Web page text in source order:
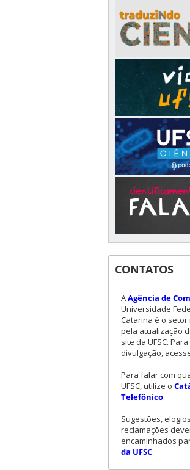
CONTATOS
AAgência de
Universidade
Catarina é o
pela atualização
site da UFSC.
divulgação,
Para falar com
UFSC, utilize o
Telefônico.
Sugestões,
reclamações
encaminhados
da UFSC.